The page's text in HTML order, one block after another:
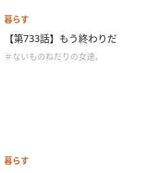
暮らす
【第733話】もう終わりだ
＃ないものねだりの女達。
暮らす